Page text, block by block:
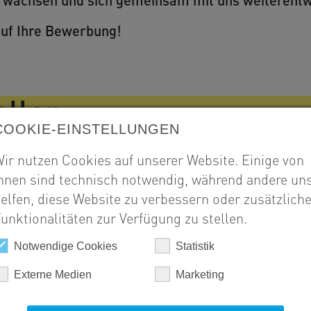
Ihre Bewerbung!
in im Tiefbau - Arbeitsvorbereitung (m/w/d)
(m/w/d) Sierning bei Steyr
EINSTELLUNGEN
nutzen Cookies auf unserer Website. Einige von
sind technisch notwendig, während andere
diese Website zu verbessern oder zusätzliche
zur Verfügung zu stellen.
Notwendige Cookies Statistik
Externe Medien Marketing